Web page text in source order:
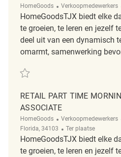
HomeGoods Categorie
Verkoopmedewerkers
HomeGoodsTJX biedt elke
te groeien, te leren en jezelf
deel uit van een dynamisch
omarmt, samenwerking
Redden Backroom Early Morning
RETAIL PART TIME
ASSOCIATE
HomeGoods Categorie
Verkoopmedewerkers
Florida, 34103
Afgelegen
Ter plaatse
HomeGoodsTJX biedt elke
te groeien, te leren en jezelf